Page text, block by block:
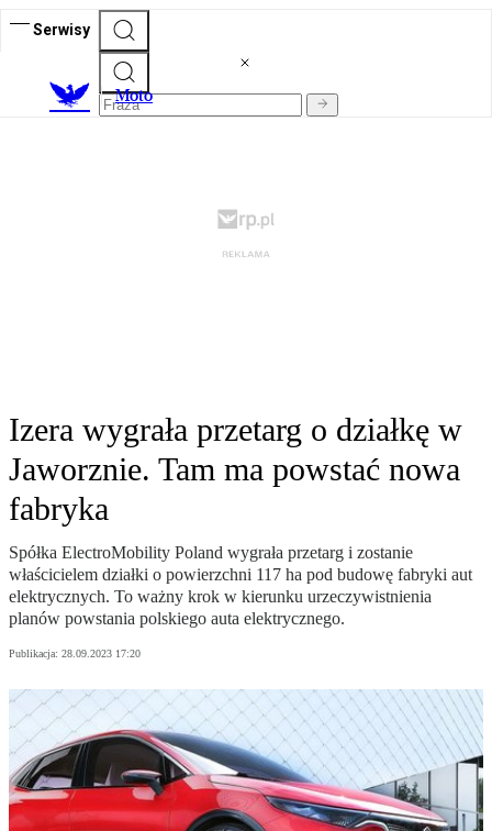
Serwisy
Moto
Izera wygrała przetarg o działkę w
Jaworznie. Tam ma powstać nowa
fabryka
Spółka ElectroMobility Poland wygrała przetarg i zostanie
właścicielem działki o powierzchni 117 ha pod budowę fabryki aut
elektrycznych. To ważny krok w kierunku urzeczywistnienia
planów powstania polskiego auta elektrycznego.
Publikacja: 28.09.2023 17:20